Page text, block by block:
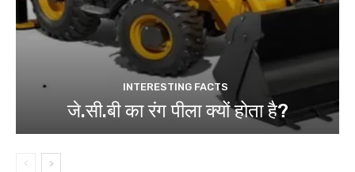
INTERESTING FACTS
जे.सी.बी का रंग पीला क्यों होता है?